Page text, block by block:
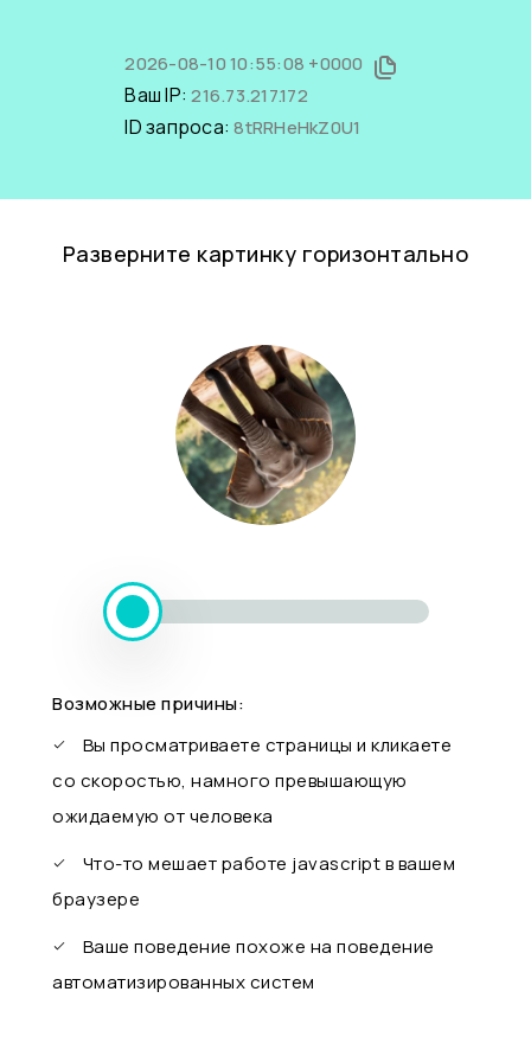
2026-08-10 10:55:08 +0000
Ваш IP:216.73.217.172
ID запроса:8tRRHeHkZ0U1
Разверните картинку горизонтально
Возможные причины:
Вы просматриваете страницы и кликаете
со скоростью, намного превышающую
ожидаемую от человека
Что-то мешает работе javascript в вашем
браузере
Ваше поведение похоже на поведение
автоматизированных систем